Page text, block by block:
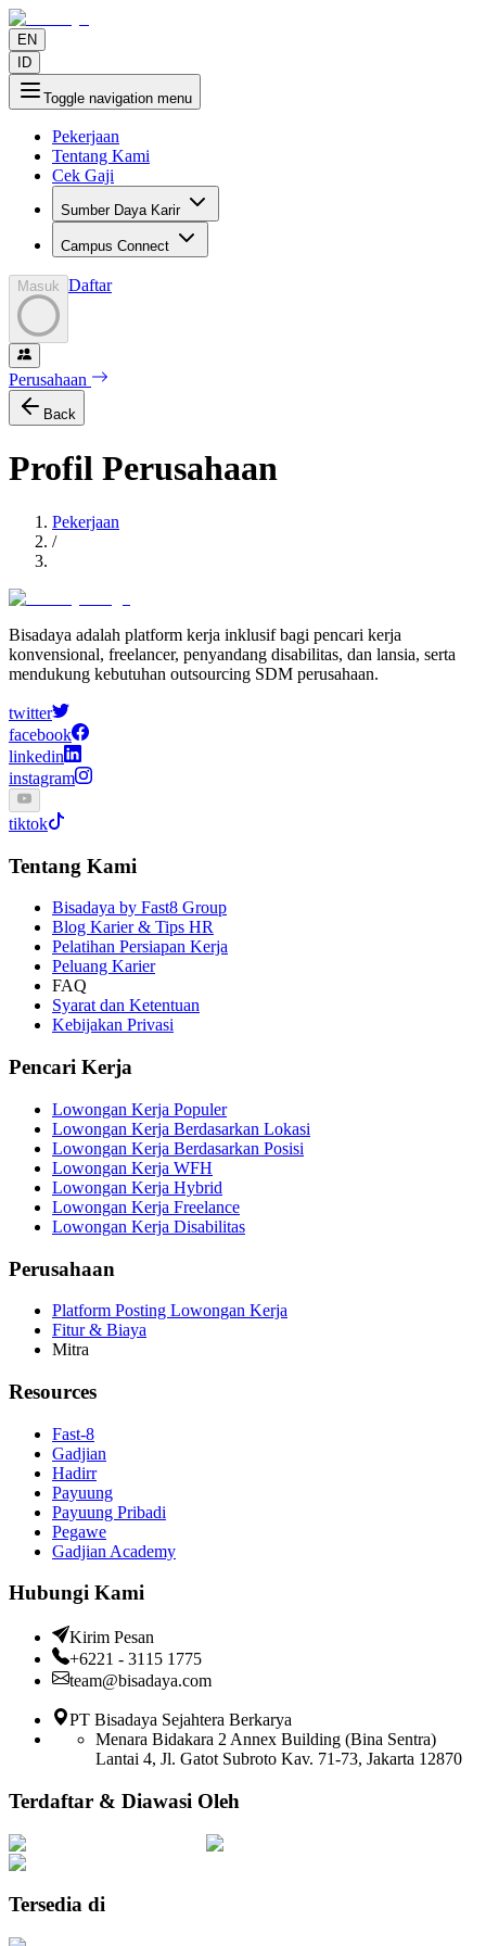
EN
ID
Toggle navigation menu
Pekerjaan
Tentang Kami
Cek Gaji
Sumber Daya Karir
Campus Connect
Masuk Daftar
Perusahaan
Back
Profil Perusahaan
Pekerjaan
/
Bisadaya adalah platform kerja inklusif bagi pencari kerja
konvensional, freelancer, penyandang disabilitas, dan lansia, serta
mendukung kebutuhan outsourcing SDM perusahaan.
twitter
facebook
linkedin
instagram
tiktok
Tentang Kami
Bisadaya by Fast8 Group
Blog Karier & Tips HR
Pelatihan Persiapan Kerja
Peluang Karier
FAQ
Syarat dan Ketentuan
Kebijakan Privasi
Pencari Kerja
Lowongan Kerja Populer
Lowongan Kerja Berdasarkan Lokasi
Lowongan Kerja Berdasarkan Posisi
Lowongan Kerja WFH
Lowongan Kerja Hybrid
Lowongan Kerja Freelance
Lowongan Kerja Disabilitas
Perusahaan
Platform Posting Lowongan Kerja
Fitur & Biaya
Mitra
Resources
Fast-8
Gadjian
Hadirr
Payuung
Payuung Pribadi
Pegawe
Gadjian Academy
Hubungi Kami
Kirim Pesan
+6221 - 3115 1775
team@bisadaya.com
PT Bisadaya Sejahtera Berkarya
Menara Bidakara 2 Annex Building (Bina Sentra)
Lantai 4, Jl. Gatot Subroto Kav. 71-73, Jakarta 12870
Terdaftar & Diawasi Oleh
Tersedia di